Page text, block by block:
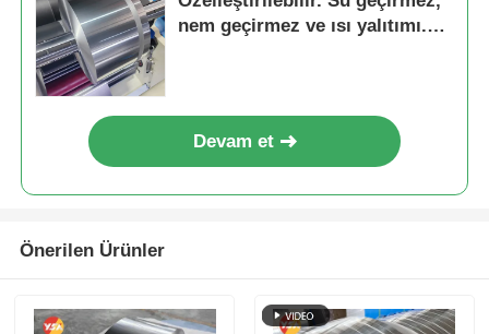
nem geçirmez ve ısı yalıtımı.
Devam et
Önerilen Ürünler